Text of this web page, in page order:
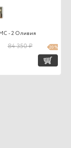
- 2 Оливия
84 350 ₽ 20 %